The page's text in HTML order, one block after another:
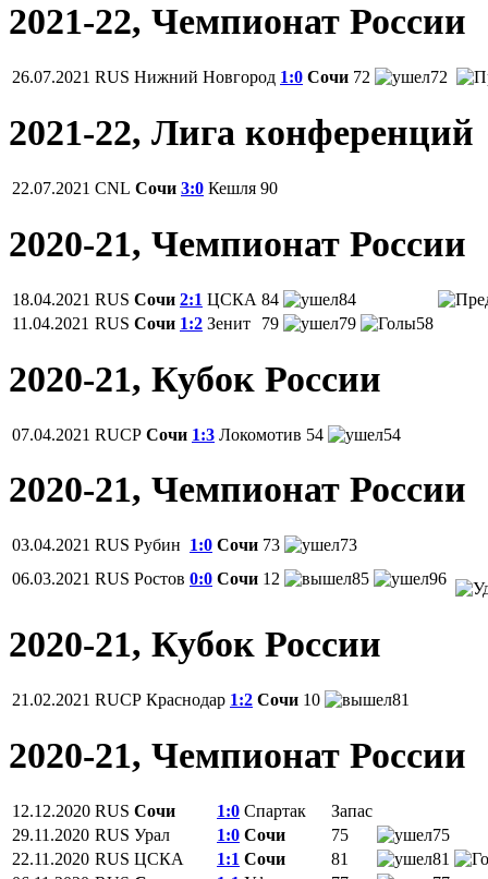
2021-22, Чемпионат России
26.07.2021 RUS Нижний Новгород 1:0 Сочи 72 72
2021-22, Лига конференций
22.07.2021 СNL Сочи 3:0 Кешля 90
2020-21, Чемпионат России
18.04.2021 RUS Сочи 2:1 ЦСКА 84
84
11.04.2021 RUS Сочи 1:2 Зенит 79 79 58
2020-21, Кубок России
07.04.2021 RUCP Сочи 1:3 Локомотив 54 54
2020-21, Чемпионат России
03.04.2021 RUS Рубин 1:0 Сочи 73
73
06.03.2021 RUS Ростов 0:0 Сочи 12 85 96
2020-21, Кубок России
21.02.2021 RUCP Краснодар 1:2 Сочи 10 81
2020-21, Чемпионат России
12.12.2020 RUS Сочи 1:0 Спартак
Запас
29.11.2020 RUS Урал 1:0 Сочи 75
75
22.11.2020 RUS ЦСКА 1:1 Сочи 81
81